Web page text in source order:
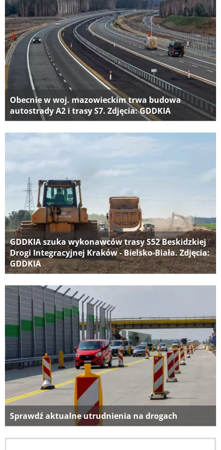
Obecnie w woj. mazowieckim trwa budowa
autostrady A2 i trasy S7. Zdjęcia: GDDKIA
GDDKIA szuka wykonawców trasy S52 Beskidzkiej
Drogi Integracyjnej Kraków - Bielsko-Biała. Zdjęcia:
GDDKIA
Sprawdź aktualne utrudnienia na drogach